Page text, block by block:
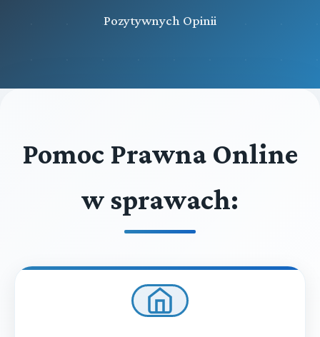
Pozytywnych Opinii
Pomoc Prawna Online
w sprawach: